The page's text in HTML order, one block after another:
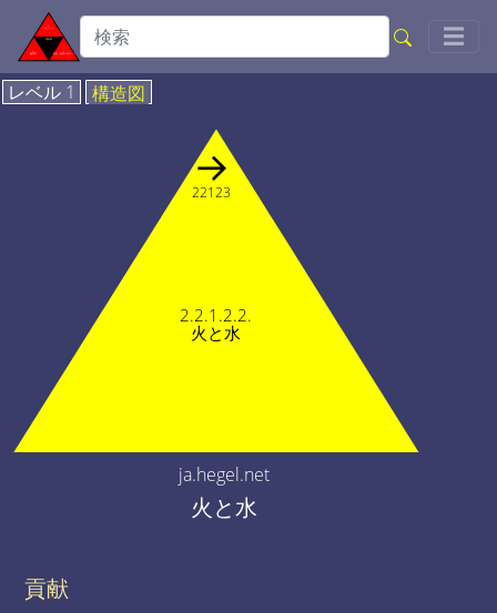
☰
レベル 1 構造図
2.2.1.2.2.
火と水
→
22123
ja.hegel.net
火と水
貢献